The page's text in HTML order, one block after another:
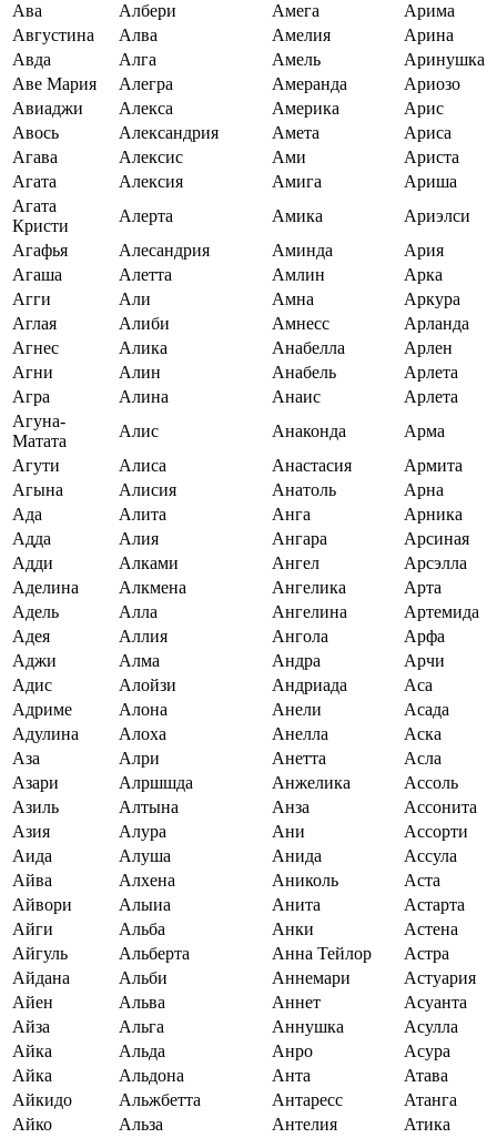
Ава
Албери Амега
Арима
Августина
Алва Амелия
Арина
Авда
Алга Амель
Аринушка
Аве Мария
Алегра Амеранда
Ариозо
Авиаджи
Алекса Америка
Арис
Авось
Александрия Амета
Ариса
Агава
Алексис Ами
Ариста
Агата
Алексия Амига
Ариша
Агата
Кристи
Алерта Амика
Ариэлси
Агафья
Алесандрия Аминда
Ария
Агаша
Алетта Амлин
Арка
Агги
Али Амна
Аркура
Аглая
Алиби Амнесс
Арланда
Агнес
Алика Анабелла
Арлен
Агни
Алин Анабель
Арлета
Агра
Алина Анаис
Арлета
Агуна-
Матата
Алис Анаконда
Арма
Агути
Алиса Анастасия
Армита
Агына
Алисия Анатоль
Арна
Ада
Алита Анга
Арника
Адда
Алия Ангара
Арсиная
Адди
Алками Ангел
Арсэлла
Аделина
Алкмена Ангелика
Арта
Адель
Алла Ангелина
Артемида
Адея
Аллия Ангола
Арфа
Аджи
Алма Андра
Арчи
Адис
Алойзи Андриада
Аса
Адриме
Алона Анели
Асада
Адулина
Алоха Анелла
Аска
Аза
Алри Анетта
Асла
Азари
Алршшда Анжелика
Ассоль
Азиль
Алтына Анза
Ассонита
Азия
Алура Ани
Ассорти
Аида
Алуша Анида
Ассула
Айва
Алхена Аниколь
Аста
Айвори
Алыиа Анита
Астарта
Айги
Альба Анки
Астена
Айгуль
Альберта Анна Тейлор
Астра
Айдана
Альби Аннемари
Астуария
Айен
Альва Аннет
Асуанта
Айза
Альга Аннушка
Асулла
Айка
Альда Анро
Асура
Айка
Альдона Анта
Атава
Айкидо
Альжбетта Антаресс
Атанга
Айко
Альза Антелия
Атика